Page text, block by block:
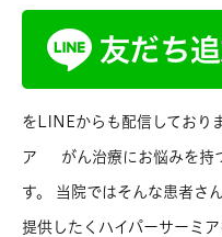
をLINEからも配信しており
ア がん治療にお悩みを持
す。 当院ではそんな患者さ
提供したくハイパーサーミ